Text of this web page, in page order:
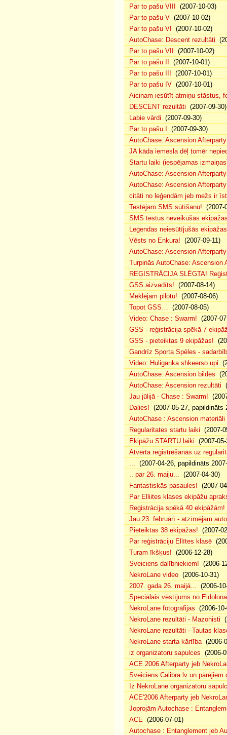
Par to pašu VIII
(2007-10-03)
Par to pašu V (2007-10-02)
Par to pašu VI
(2007-10-02)
AutoChase: Descent rezultāti
Par to pašu VII
(2007-10-02)
Par to pašu II
(2007-10-01)
Par to pašu III
(2007-10-01)
Par to pašu IV (2007-10-01)
Aicinam iesūtīt atmiņu stāstus,
DESCENT rezultāti (2007-09-30)
Labie vārdi (2007-09-30)
Par to pašu I
(2007-09-30)
AutoChase: Ascension
JA kāda iemesla dēļ tomēr
Startu laiki (iespējamas
AutoChase: Ascension
AutoChase: Ascension
citāti no leģendām jeb mežs ir
Testējam SMS sūtīšanu! (2007-
SMS testus neveikušās
Leģendas neiesūtījušās ekipāžas
Vēsts no Enkura! (2007-09-11)
AutoChase: Ascension
Turpinās AutoChase: Ascension
REĢISTRĀCIJA SLĒGTA!
GSS aizvadīts! (2007-08-14)
Meklējam pilotu! (2007-08-06)
Topot GSS… (2007-08-05)
Video: Chase : Swarm! (2007-
GSS - reģistrācija spēkā 7
GSS - pieteiktas 9 ekipāžas!
Gandrīz Sporta Spēles -
Video: Huliganka shkeerso upi
AutoChase: Ascension bildēs
AutoChase: Ascension rezultāti
Jau jūlijā - Chase : Swarm!
Dalies! (2007-05-27, papildināts
AutoChase : Ascension materiāli
Regularitates startu laiki (2007-
Ekipāžu STARTU laiki (2007-
Atvērta reģistrēšanās uz
... (2007-04-26, papildināts
.. par 26. maiju... (2007-04-30)
Fantastiskās pasaules! (2007-
Par Elliites klases ekipāžu
Reģistrācija spēkā 40 ekipāžām!
Jau 23. februārī - atzīmējam
Pieteiktas 38 ekipāžas! (2007-
Par reģistrāciju Ellītes klasē
Turam īkšķus! (2006-12-28)
Sveiciens dalībniekiem! (2006-
NekroLane video (2006-10-31)
2007. gada 26. maijā... (2006-
Speciālais vēstījums no Eidolona
NekroLane fotogrāfijas (2006-
NekroLane rezultāti - Mazohisti
NekroLane rezultāti - Tautas
NekroLane starta kārtība(2006-
iz organizatoru sapulces (2006-
ACE 2006 Afterparty jeb
Sveiciens Calibra.lv un pārējiem
Iz NekroLane organizatoru
ACE'2006 Afterparty jeb
Joprojām Autochase :
ACE (2006-07-01)
Autochase : Entanglement jeb